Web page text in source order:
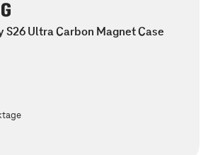
S26 Ultra Carbon Magnet Case